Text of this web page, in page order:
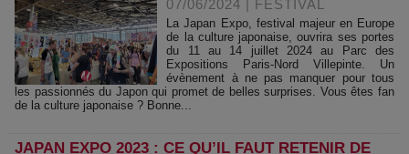
07/06/2024 | FESTIVAL
La Japan Expo, festival majeur en Europe
de la culture japonaise, ouvrira ses portes
du 11 au 14 juillet 2024 au Parc des
Expositions Paris-Nord Villepinte. Un
évènement à ne pas manquer pour tous
les passionnés du Japon qui promet de belles surprises. Vous êtes fan
de la culture japonaise ? Bonne...
JAPAN EXPO 2023 : CE QU’IL FAUT RETENIR DE